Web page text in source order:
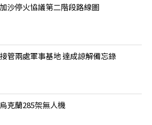
沙停火協議第二階段路線圖
管兩處軍事基地 達成諒解備忘錄
克蘭285架無人機